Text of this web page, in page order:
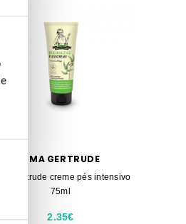
OMA GERTRUDE
Gertrude creme pés intensivo
75ml
2.35€